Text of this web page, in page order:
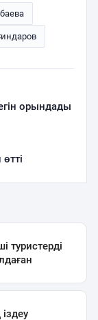
орындады